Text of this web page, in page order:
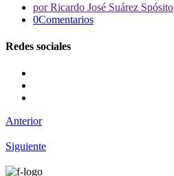
por Ricardo José Suárez Spósito
0Comentarios
Redes sociales
Anterior
Siguiente